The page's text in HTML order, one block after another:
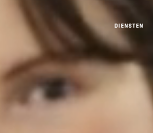
DIENSTEN